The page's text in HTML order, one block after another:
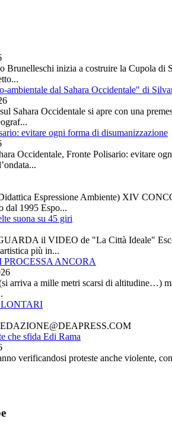
Brunelleschi inizia a costruire la Cupola
ambientale dal Sahara Occidentale" di
Sahara Occidentale si apre con una
evitare ogni forma di disumanizzazione
Occidentale, Fronte Polisario: evitare
Espressione Ambiente) XIV
dal 1995 Espo...
suona su 45 giri
il VIDEO de "La Città Ideale"
più in...
ANCORA
arriva a mille metri scarsi di altitudine…)
che sfida Edi Rama
verificandosi proteste anche violente,